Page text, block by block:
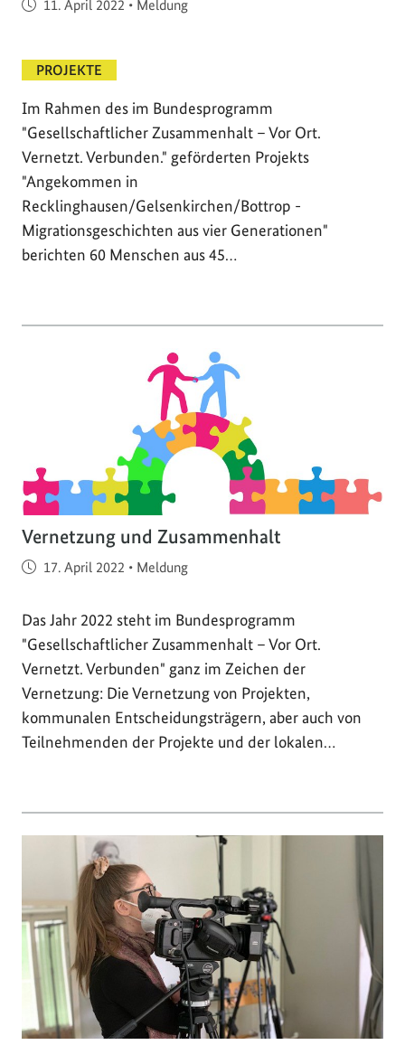
Veröffentlicht am
11. April 2022 • Meldung
PROJEKTE
Im Rahmen des im Bundesprogramm
"Gesellschaftlicher Zusammenhalt – Vor Ort.
Vernetzt. Verbunden." geförderten Projekts
"Angekommen in
Recklinghausen/Gelsenkirchen/Bottrop -
Migrationsgeschichten aus vier Generationen"
berichten 60 Menschen aus 45…
Vernetzung und Zusammenhalt
Veröffentlicht am
17. April 2022 • Meldung
Das Jahr 2022 steht im Bundesprogramm
"Gesellschaftlicher Zusammenhalt – Vor Ort.
Vernetzt. Verbunden" ganz im Zeichen der
Vernetzung: Die Vernetzung von Projekten,
kommunalen Entscheidungsträgern, aber auch von
Teilnehmenden der Projekte und der lokalen…